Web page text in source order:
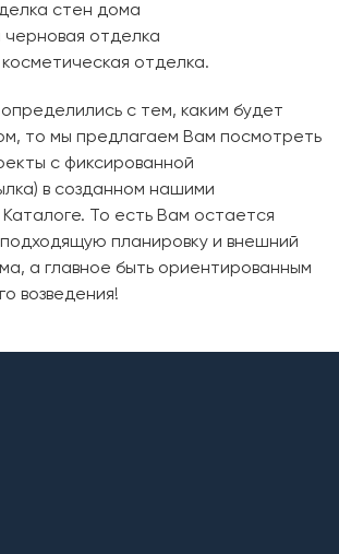
стен дома
черновая отделка
отделка.
с тем, каким будет
то мы предлагаем Вам посмотреть
с фиксированной
в созданном нашими
То есть Вам остается
подходящую планировку и внешний
а главное быть ориентированным
возведения!